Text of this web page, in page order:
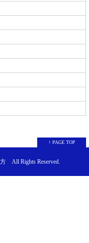
↑ PAGE TOP
All Rights Reserved.